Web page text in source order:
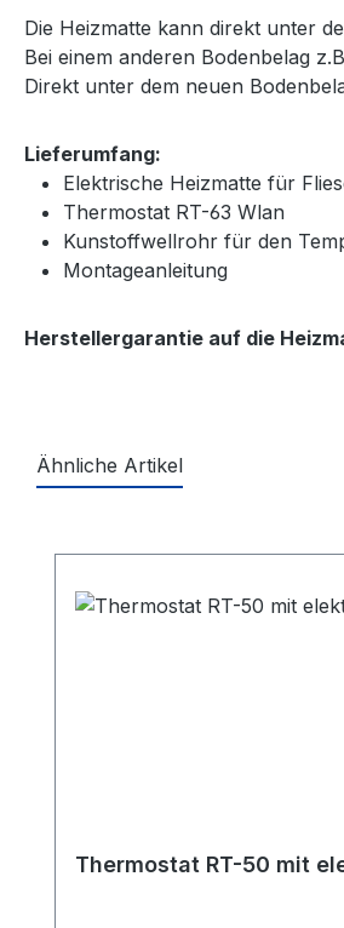
Die Heizmatte kann direkt unter
Bei einem anderen Bodenbelag
Direkt unter dem neuen
Lieferumfang:
Elektrische Heizmatte für
Thermostat RT-63 Wlan
Kunstoffwellrohr für den
Montageanleitung
Herstellergarantie auf die
Ähnliche Artikel
Thermostat RT-50 mit